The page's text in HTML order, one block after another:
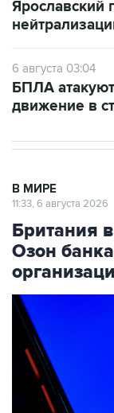
Ярославский
6 августа 03:04
БПЛА
движение в
В МИРЕ
11:33, 6 августа 2026
Британия
Озон